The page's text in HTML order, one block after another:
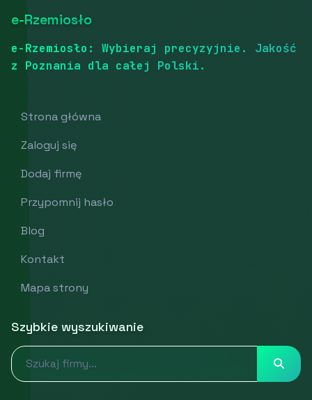
e-Rzemiosło
e-Rzemiosło: Wybieraj precyzyjnie. Jakość
z Poznania dla całej Polski.
Strona główna
Zaloguj się
Dodaj firmę
Przypomnij hasło
Blog
Kontakt
Mapa strony
Szybkie wyszukiwanie